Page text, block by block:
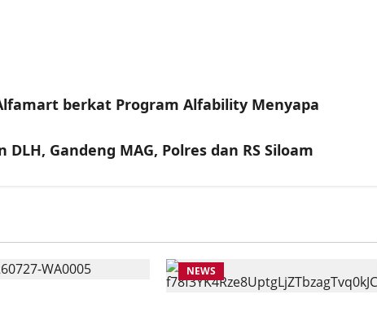
berkat Program Alfability Menyapa
Gandeng MAG, Polres dan RS Siloam
NEWS